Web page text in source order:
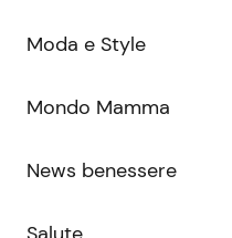
Moda e Style
Mondo Mamma
News benessere